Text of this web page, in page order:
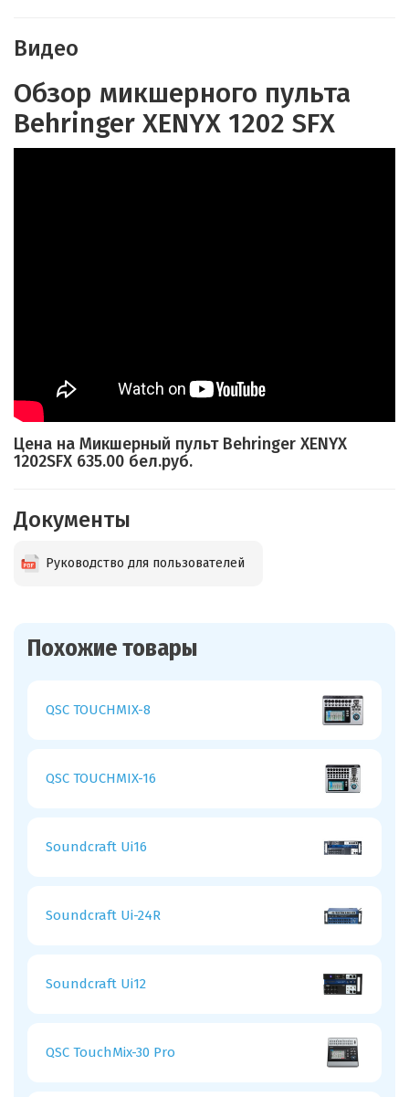
Видео
Обзор микшерного пульта
Behringer XENYX 1202 SFX
Цена на Микшерный пульт Behringer XENYX
1202SFX 635.00 бел.руб.
Документы
Руководство для пользователей
Похожие товары
QSC TOUCHMIX-8
QSC TOUCHMIX-16
Soundcraft Ui16
Soundcraft Ui-24R
Soundcraft Ui12
QSC TouchMix-30 Pro